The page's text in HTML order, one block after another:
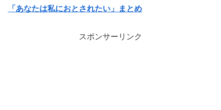
「あなたは私におとされたい」まとめ
スポンサーリンク